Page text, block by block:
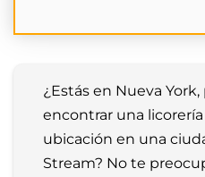
¿Estás en Nueva
encontrar una
ubicación en una
Stream? No te